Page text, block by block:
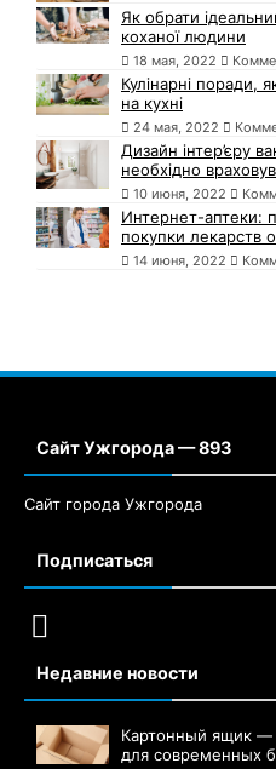
Як обрати
коханої людини
18 мая, 2022
Кулінарні поради,
на кухні
24 мая, 2022
Дизайн інтер’єру
необхідно
10 июня, 2022
Интернет-аптеки:
покупки лекарств
14 июня, 2022
Сайт Ужгорода — 893
Сайт города Ужгорода
Подписаться
Недавние новости
Картонный ящик —
для современных